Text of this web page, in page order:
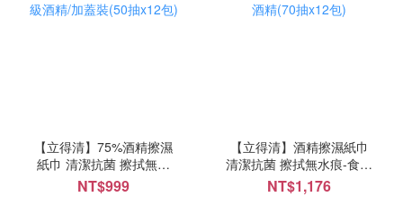
【立得清】75%酒精擦濕
紙巾 清潔抗菌 擦拭無水
痕-食品級酒精/加蓋裝(50
NT$999
【立得清】酒精擦濕紙巾
清潔抗菌 擦拭無水痕-食品
級酒精(70抽x12包)
NT$1,176